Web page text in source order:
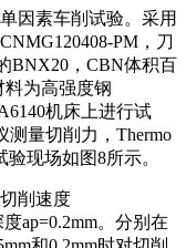
因素车削试验。采用
PM，刀
BNX20，CBN体积百
料为高强度钢
机床上进行试
测量切削力，Thermo
现场如图8所示。
削速度
ap=0.2mm。分别在